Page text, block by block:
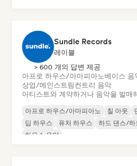
Sundle Records
레이블
> 600 개의 답변 제공
아프로 하우스/아마피아노베이스 음
상업/메인스트림컨트리 음악
아티스트와 계약하거나 음악을 발매
아프로 하우스/아마피아노 칠 아웃
딥 하우스
퓨처 하우스
하드 댄스/하
하우스 음악